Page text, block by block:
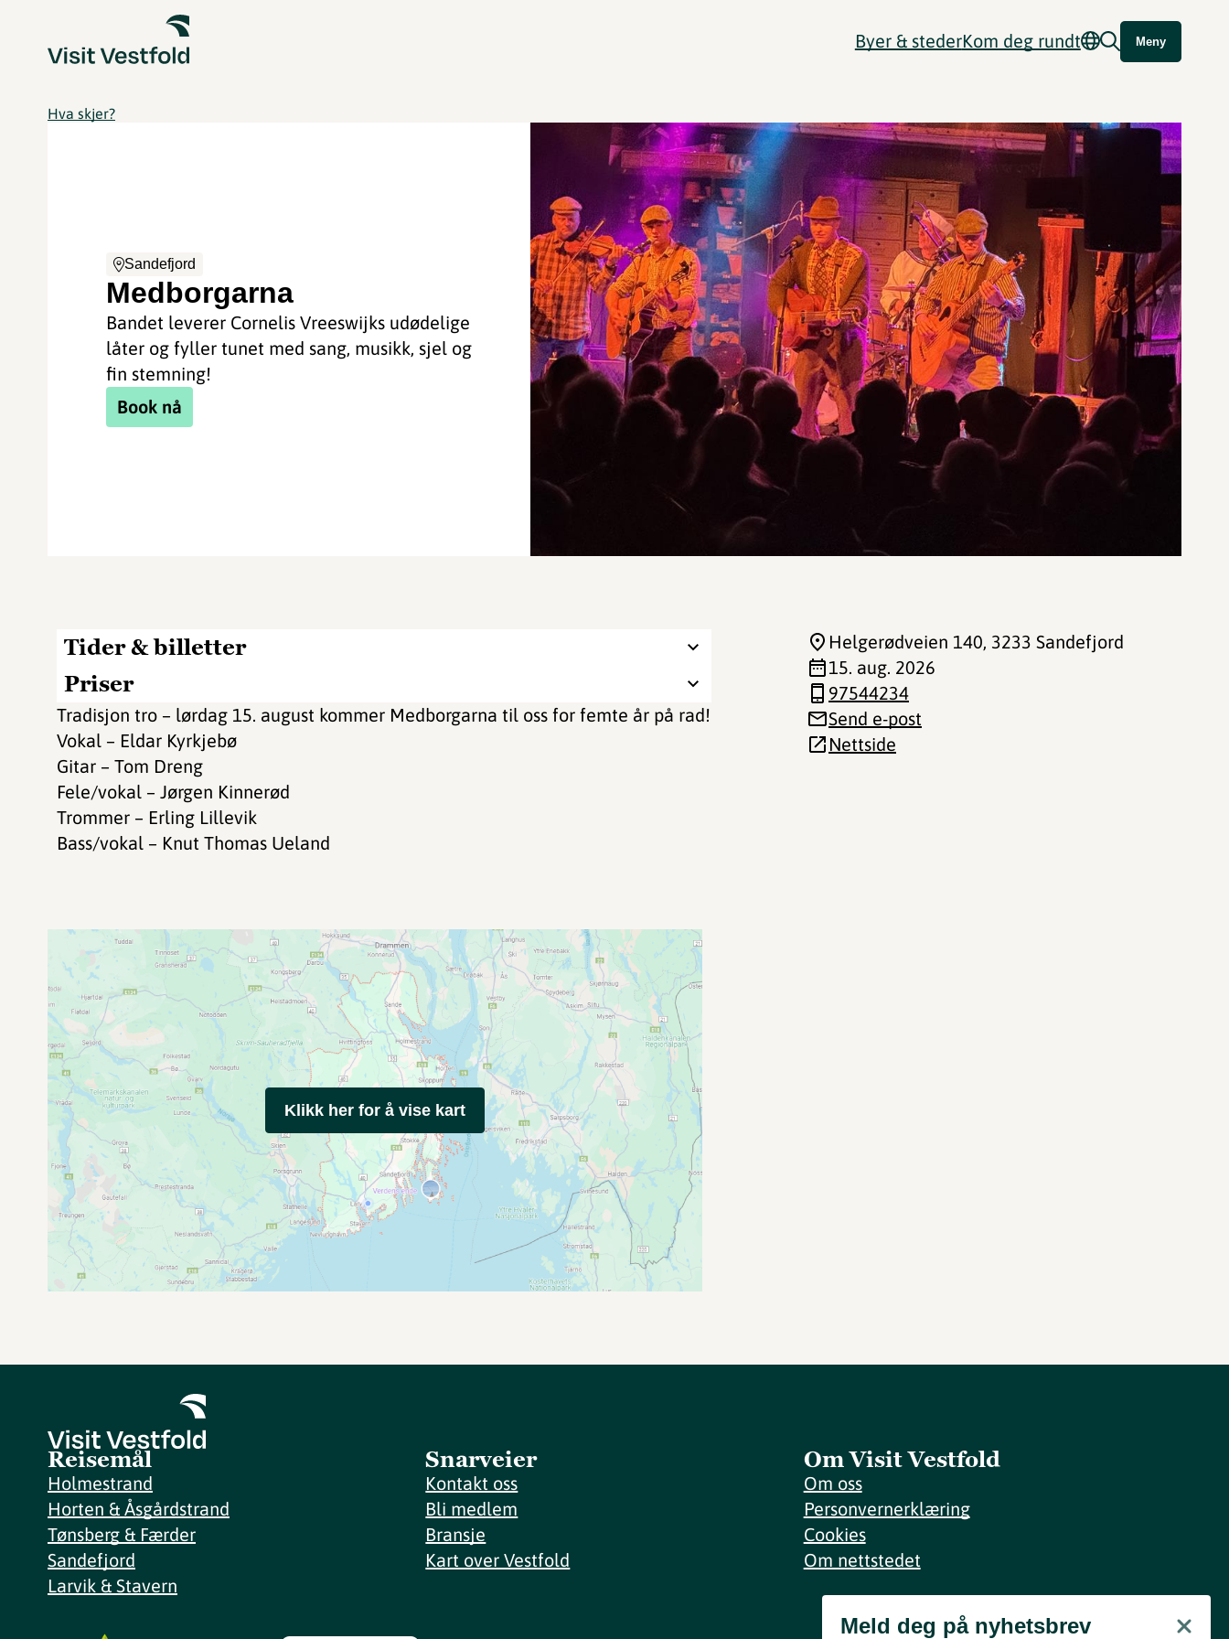
Byer & stederKom deg rundt Meny
Hva skjer?
Sandefjord
Medborgarna
Bandet leverer Cornelis Vreeswijks udødelige
låter og fyller tunet med sang, musikk, sjel og
fin stemning!
Book nå
Tider & billetter
Priser
Tradisjon tro – lørdag 15. august kommer Medborgarna til oss for femte år på rad!
Vokal – Eldar Kyrkjebø
Gitar – Tom Dreng
Fele/vokal – Jørgen Kinnerød
Trommer – Erling Lillevik
Bass/vokal – Knut Thomas Ueland
Helgerødveien 140, 3233 Sandefjord
15. aug. 2026
97544234
Send e-post
Nettside
Klikk her for å vise kart
Reisemål
Holmestrand
Horten & Åsgårdstrand
Tønsberg & Færder
Sandefjord
Larvik & Stavern
Snarveier
Kontakt oss
Bli medlem
Bransje
Kart over Vestfold
Om Visit Vestfold
Om oss
Personvernerklæring
Cookies
Om nettstedet
Meld deg på nyhetsbrev
Meld deg på nyhetsbrev